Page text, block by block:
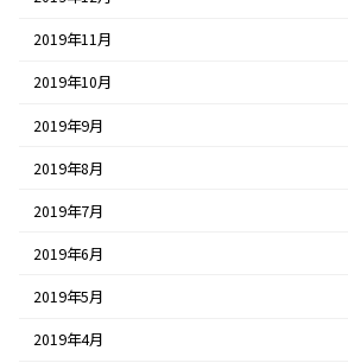
2019年11月
2019年10月
2019年9月
2019年8月
2019年7月
2019年6月
2019年5月
2019年4月